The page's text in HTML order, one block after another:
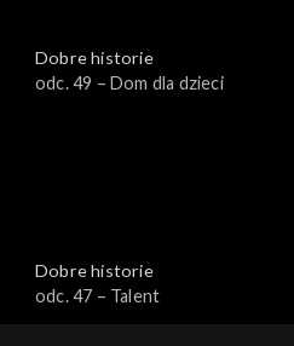
Dobre historie
odc. 49 – Dom dla dzieci
Dobre historie
odc. 47 – Talent